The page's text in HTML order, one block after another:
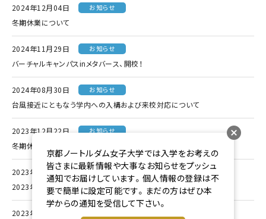
2024年12月04日 お知らせ
冬期休業について
2024年11月29日 お知らせ
バーチャルキャンパスinメタバース、開校！
2024年08月30日 お知らせ
台風接近にともなう学内への入構および来校対応について
2023年12月22日 お知らせ
冬期休業について
2023年04月06日 お知らせ
2023年度入学試験に係る成績の開示について
2023年04月04日
京都ノートルダム女子大学では入学をお考えの
皆さまに最新情報や大事なお知らせをプッシュ
通知でお届けしています。個人情報の登録は不
要で簡単に設定可能です。まだの方はぜひ本
学からの通知を受信して下さい。